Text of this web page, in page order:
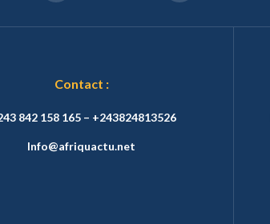
Contact :
842 158 165 – +243824813526
Info@afriquactu.net